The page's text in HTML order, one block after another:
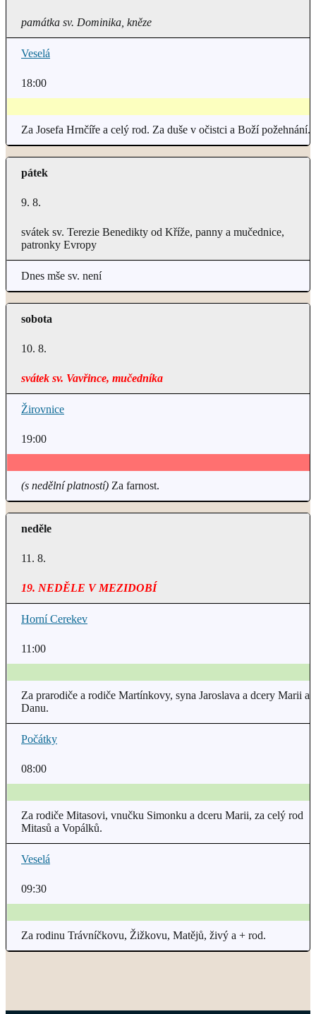
památka sv. Dominika, kněze
Veselá
18:00
Za Josefa Hrnčíře a celý rod. Za duše v očistci a Boží požehnání.
pátek
9. 8.
svátek sv. Terezie Benedikty od Kříže, panny a mučednice,
patronky Evropy
Dnes mše sv. není
sobota
10. 8.
svátek sv. Vavřince, mučedníka
Žirovnice
19:00
(s nedělní platností) Za farnost.
neděle
11. 8.
19. NEDĚLE V MEZIDOBÍ
Horní Cerekev
11:00
Za prarodiče a rodiče Martínkovy, syna Jaroslava a dcery Marii a
Danu.
Počátky
08:00
Za rodiče Mitasovi, vnučku Simonku a dceru Marii, za celý rod
Mitasů a Vopálků.
Veselá
09:30
Za rodinu Trávníčkovu, Žižkovu, Matějů, živý a + rod.